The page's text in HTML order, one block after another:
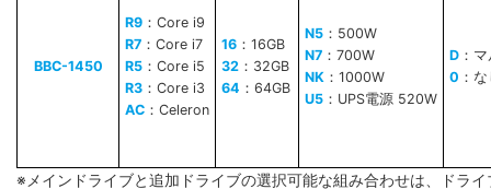
BBC-1450
R9 ：Core i9
R7 ：Core i7
R5 ：Core i5
R3 ：Core i3
AC ：Celeron
16 ：16GB
32 ：32GB
64 ：64GB
N5 ：500W
N7 ：700W
NK ：1000W
U5 ：UPS電源 520W
D ：
0 ：
※メインドライブと追加ドライブの選択可能な組み合わせは、ドラ